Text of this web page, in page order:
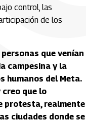
control, las
de los
que venían
campesina y la
humanos del Meta.
que lo
protesta, realmente
ciudades donde se